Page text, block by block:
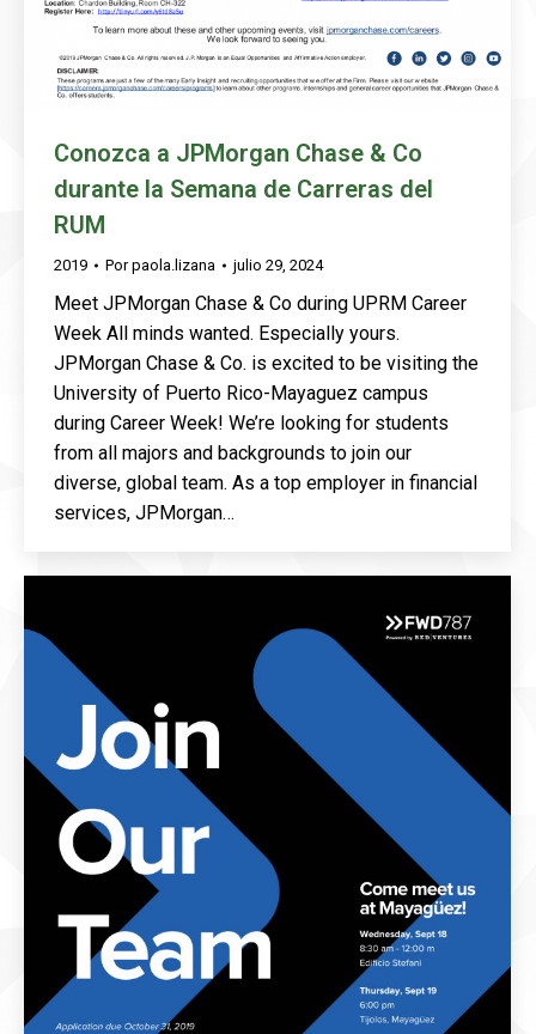
Conozca a JPMorgan Chase & Co
durante la Semana de Carreras del
RUM
2019 Porpaola.lizana julio 29, 2024
Meet JPMorgan Chase & Co during UPRM Career
Week All minds wanted. Especially yours.
JPMorgan Chase & Co. is excited to be visiting the
University of Puerto Rico-Mayaguez campus
during Career Week! We’re looking for students
from all majors and backgrounds to join our
diverse, global team. As a top employer in financial
services, JPMorgan…